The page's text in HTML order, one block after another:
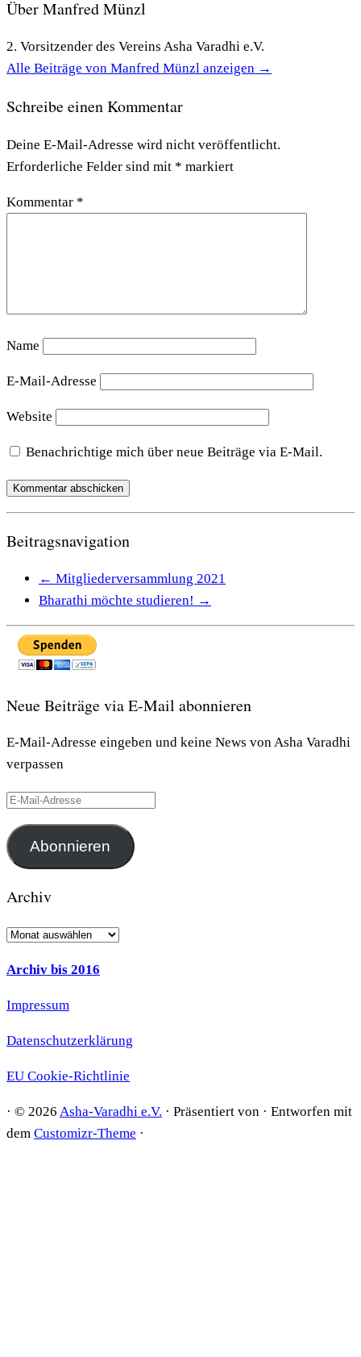
Über Manfred Münzl
2. Vorsitzender des Vereins Asha Varadhi e.V.
Alle Beiträge von Manfred Münzl anzeigen →
Schreibe einen Kommentar
Deine E-Mail-Adresse wird nicht veröffentlicht.
Erforderliche Felder sind mit * markiert
Kommentar *
Name
E-Mail-Adresse
Website
Benachrichtige mich über neue Beiträge via E-Mail.
Beitragsnavigation
← Mitgliederversammlung 2021
Bharathi möchte studieren! →
Neue Beiträge via E-Mail abonnieren
E-Mail-Adresse eingeben und keine News von Asha Varadhi
verpassen
E-
Mail-
AdresseAbonnieren
Archiv
Archiv
Archiv bis 2016
Impressum
Datenschutzerklärung
EU Cookie-Richtlinie
· © 2026 Asha-Varadhi e.V. · Präsentiert von · Entworfen mit
dem Customizr-Theme ·